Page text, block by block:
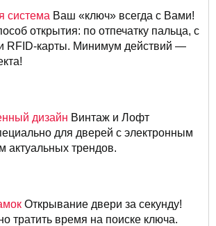
система Ваш «ключ» всегда с Вами!
открытия: по отпечатку пальца, с
RFID-карты. Минимум действий —
дизайн Винтаж и Лофт
для дверей с электронным
актуальных трендов.
Открывание двери за секунду!
тратить время на поиске ключа.